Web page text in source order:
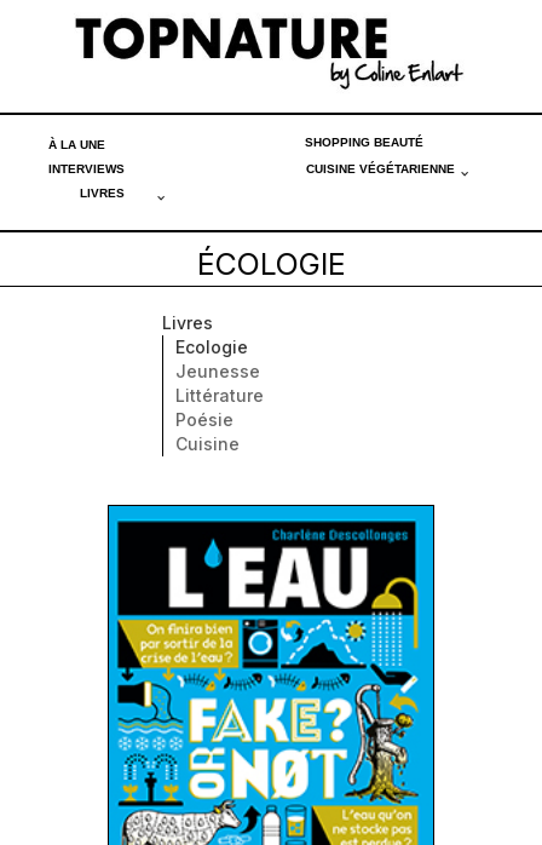
À LA UNE SHOPPING BEAUTÉ
INTERVIEWS
CUISINE VÉGÉTARIENNE
LIVRES
ÉCOLOGIE
Livres
Ecologie
Jeunesse
Littérature
Poésie
Cuisine